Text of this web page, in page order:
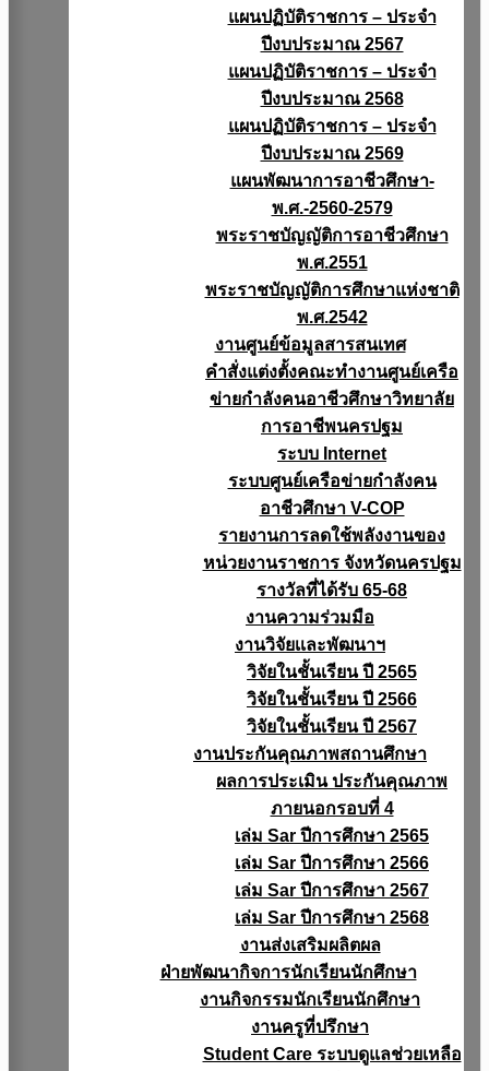
แผนปฏิบัติราชการ – ประจำ
ปีงบประมาณ 2567
แผนปฏิบัติราชการ – ประจำ
ปีงบประมาณ 2568
แผนปฏิบัติราชการ – ประจำ
ปีงบประมาณ 2569
แผนพัฒนาการอาชีวศึกษา-
พ.ศ.-2560-2579
พระราชบัญญัติการอาชีวศึกษา
พ.ศ.2551
พระราชบัญญัติการศึกษาแห่งชาติ
พ.ศ.2542
งานศูนย์ข้อมูลสารสนเทศ
คำสั่งแต่งตั้งคณะทำงานศูนย์เครือ
ข่ายกำลังคนอาชีวศึกษาวิทยาลัย
การอาชีพนครปฐม
ระบบ Internet
ระบบศูนย์เครือข่ายกำลังคน
อาชีวศึกษา V-COP
รายงานการลดใช้พลังงานของ
หน่วยงานราชการ จังหวัดนครปฐม
รางวัลที่ได้รับ 65-68
งานความร่วมมือ
งานวิจัยเเละพัฒนาฯ
วิจัยในชั้นเรียน ปี 2565
วิจัยในชั้นเรียน ปี 2566
วิจัยในชั้นเรียน ปี 2567
งานประกันคุณภาพสถานศึกษา
ผลการประเมิน ประกันคุณภาพ
ภายนอกรอบที่ 4
เล่ม Sar ปีการศึกษา 2565
เล่ม Sar ปีการศึกษา 2566
เล่ม Sar ปีการศึกษา 2567
เล่ม Sar ปีการศึกษา 2568
งานส่งเสริมผลิตผล
ฝ่ายพัฒนากิจการนักเรียนนักศึกษา
งานกิจกรรมนักเรียนนักศึกษา
งานครูที่ปรึกษา
Student Care ระบบดูแลช่วยเหลือ